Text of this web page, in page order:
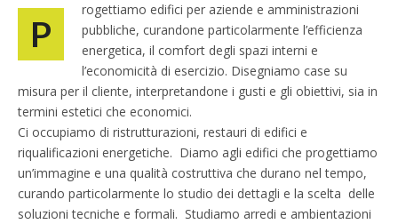
P
rogettiamo edifici per aziende e amministrazioni
pubbliche, curandone particolarmente l’efficienza
energetica, il comfort degli spazi interni e
l’economicità di esercizio. Disegniamo case su
misura per il cliente, interpretandone i gusti e gli obiettivi, sia in
termini estetici che economici.
Ci occupiamo di ristrutturazioni, restauri di edifici e
riqualificazioni energetiche. Diamo agli edifici che progettiamo
un’immagine e una qualità costruttiva che durano nel tempo,
curando particolarmente lo studio dei dettagli e la scelta delle
soluzioni tecniche e formali. Studiamo arredi e ambientazioni